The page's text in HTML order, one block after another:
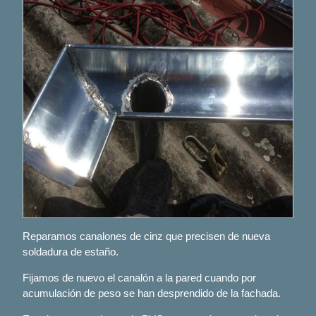
Reparamos canalones de cinz que precisen de nueva
soldadura de estaño.
Fijamos de nuevo el canalón a la pared cuando por
acumulación de peso se han desprendido de la fachada.